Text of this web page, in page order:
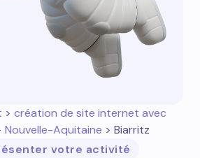
> création de site internet avec
Nouvelle-Aquitaine > Biarritz
votre activité